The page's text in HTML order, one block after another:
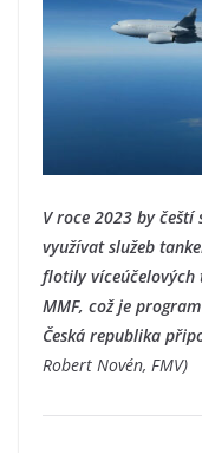
V roce 2023 by
využívat služeb
flotily
MMF, což je
Česká republika
Robert Novén, FMV)